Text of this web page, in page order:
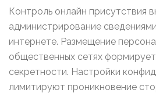
Контроль онлайн присутствия
администрирование
интернете. Размещение
общественных сетях
секретности. Настройки
лимитируют проникновение